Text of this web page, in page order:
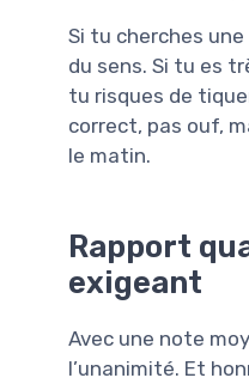
Si tu cherches
du sens. Si tu es
tu risques de
correct, pas ouf,
le matin.
Rapport
exigeant
Avec une note
l’unanimité. Et